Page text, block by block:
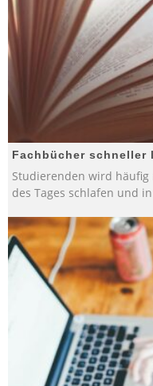
Fachbücher schneller
Studierenden wird häufig
des Tages schlafen und